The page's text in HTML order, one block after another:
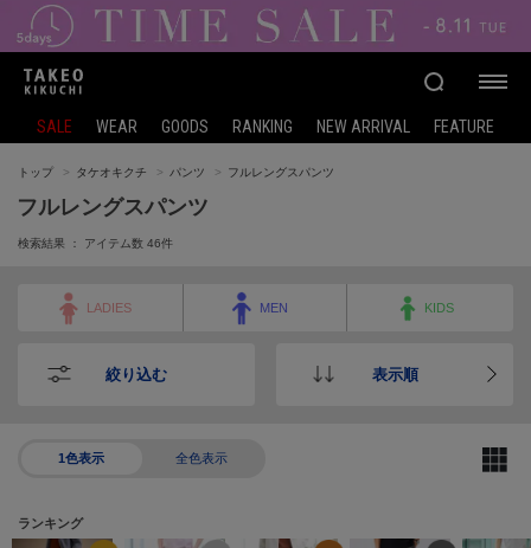
SALE WEAR GOODS RANKING NEW ARRIVAL FEATURE
トップ タケオキクチ パンツ フルレングスパンツ
フルレングスパンツ
検索結果 ： アイテム数 46件
LADIES MEN KIDS
絞り込む 表示順
1色表示 全色表示
ランキング